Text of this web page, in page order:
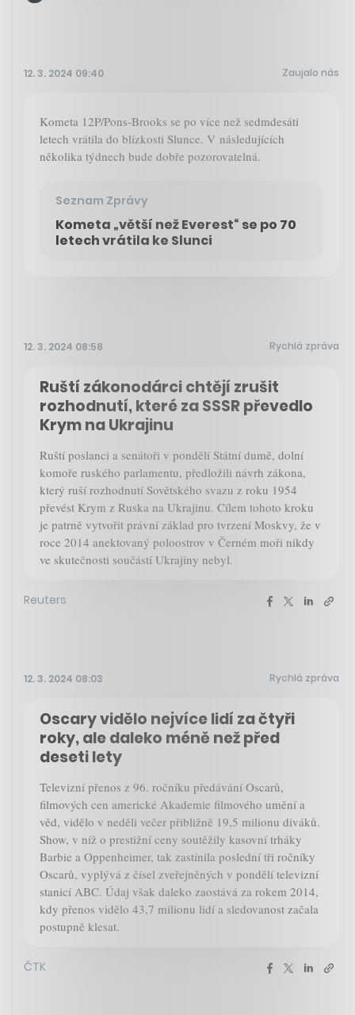
12. 3. 2024 09:40 Zaujalo nás
Kometa 12P/Pons-Brooks se po více než sedmdesáti
letech vrátila do blízkosti Slunce. V následujících
několika týdnech bude dobře pozorovatelná.
Seznam Zprávy
Kometa „větší než Everest“ se po 70
letech vrátila ke Slunci
12. 3. 2024 08:58 Rychlá zpráva
Ruští zákonodárci chtějí zrušit
rozhodnutí, které za SSSR převedlo
Krym na Ukrajinu
Ruští poslanci a senátoři v pondělí Státní dumě, dolní
komoře ruského parlamentu, předložili návrh zákona,
který ruší rozhodnutí Sovětského svazu z roku 1954
převést Krym z Ruska na Ukrajinu. Cílem tohoto kroku
je patrně vytvořit právní základ pro tvrzení Moskvy, že v
roce 2014 anektovaný poloostrov v Černém moři nikdy
ve skutečnosti součástí Ukrajiny nebyl.
Reuters
12. 3. 2024 08:03 Rychlá zpráva
Oscary vidělo nejvíce lidí za čtyři
roky, ale daleko méně než před
deseti lety
Televizní přenos z 96. ročníku předávání Oscarů,
filmových cen americké Akademie filmového umění a
věd, vidělo v neděli večer přibližně 19,5 milionu diváků.
Show, v níž o prestižní ceny soutěžily kasovní trháky
Barbie a Oppenheimer, tak zastínila poslední tři ročníky
Oscarů, vyplývá z čísel zveřejněných v pondělí televizní
stanicí ABC. Údaj však daleko zaostává za rokem 2014,
kdy přenos vidělo 43,7 milionu lidí a sledovanost začala
postupně klesat.
ČTK